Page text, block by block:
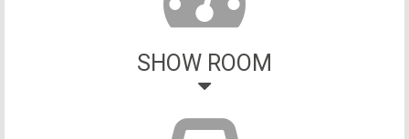
SHOW ROOM